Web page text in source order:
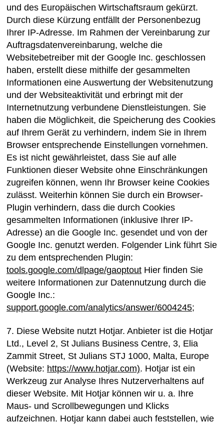
und des Europäischen Wirtschaftsraum gekürzt.
Durch diese Kürzung entfällt der Personenbezug
Ihrer IP-Adresse. Im Rahmen der Vereinbarung zur
Auftragsdatenvereinbarung, welche die
Websitebetreiber mit der Google Inc. geschlossen
haben, erstellt diese mithilfe der gesammelten
Informationen eine Auswertung der Websitenutzung
und der Websiteaktivität und erbringt mit der
Internetnutzung verbundene Dienstleistungen. Sie
haben die Möglichkeit, die Speicherung des Cookies
auf Ihrem Gerät zu verhindern, indem Sie in Ihrem
Browser entsprechende Einstellungen vornehmen.
Es ist nicht gewährleistet, dass Sie auf alle
Funktionen dieser Website ohne Einschränkungen
zugreifen können, wenn Ihr Browser keine Cookies
zulässt. Weiterhin können Sie durch ein Browser-
Plugin verhindern, dass die durch Cookies
gesammelten Informationen (inklusive Ihrer IP-
Adresse) an die Google Inc. gesendet und von der
Google Inc. genutzt werden. Folgender Link führt Sie
zu dem entsprechenden Plugin:
tools.google.com/dlpage/gaoptout Hier finden Sie
weitere Informationen zur Datennutzung durch die
Google Inc.:
support.google.com/analytics/answer/6004245;
7. Diese Website nutzt Hotjar. Anbieter ist die Hotjar
Ltd., Level 2, St Julians Business Centre, 3, Elia
Zammit Street, St Julians STJ 1000, Malta, Europe
(Website: https://www.hotjar.com). Hotjar ist ein
Werkzeug zur Analyse Ihres Nutzerverhaltens auf
dieser Website. Mit Hotjar können wir u. a. Ihre
Maus- und Scrollbewegungen und Klicks
aufzeichnen. Hotjar kann dabei auch feststellen, wie